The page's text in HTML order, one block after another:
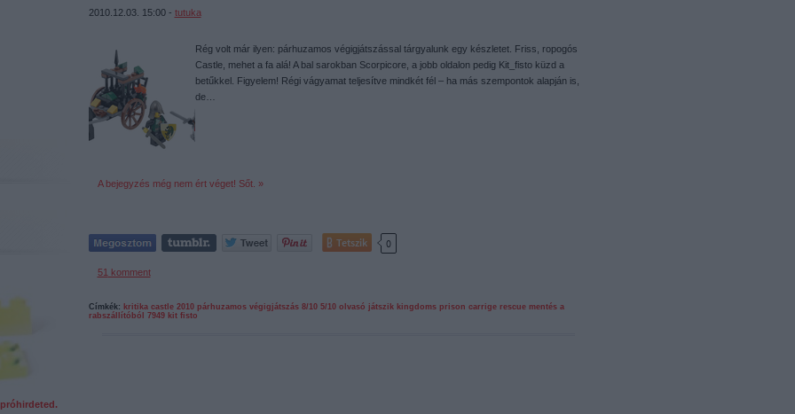
2010.12.03. 15:00 - tutuka
Rég volt már ilyen: párhuzamos végigjátszással tárgyalunk egy készletet. Friss, ropogós
Castle, mehet a fa alá! A bal sarokban Scorpicore, a jobb oldalon pedig Kit_fisto küzd a
betűkkel. Figyelem! Régi vágyamat teljesítve mindkét fél – ha más szempontok alapján is,
de…
A bejegyzés még nem ért véget! Sőt. »
Tetszik 0
51 komment
Címkék: kritika castle 2010 párhuzamos végigjátszás 8/10 5/10 olvasó játszik kingdoms prison carrige rescue mentés a
rabszállítóból
7949 kit fisto